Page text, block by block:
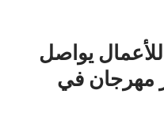
يواصل
مهرجان في